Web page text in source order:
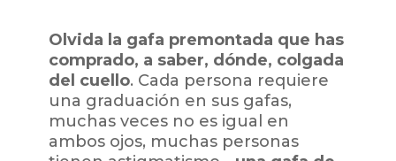
Olvida la gafa premontada que has
comprado, a saber, dónde, colgada
del cuello. Cada persona requiere
una graduación en sus gafas,
muchas veces no es igual en
ambos ojos, muchas personas